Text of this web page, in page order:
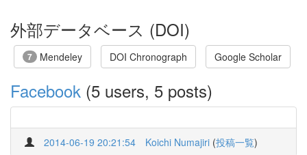
外部データベース (DOI)
7 Mendeley DOI Chronograph Google Scholar
Facebook (5 users, 5 posts)
2014-06-19 20:21:54 Koichi Numajiri (投稿一覧)